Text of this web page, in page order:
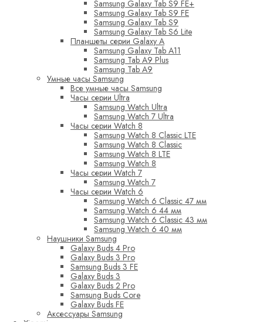
Samsung Galaxy Tab S9 FE+
Samsung Galaxy Tab S9 FE
Samsung Galaxy Tab S9
Samsung Galaxy Tab S6 Lite
Планшеты серии Galaxy A
Samsung Galaxy Tab A11
Samsung Tab A9 Plus
Samsung Tab A9
Умные часы Samsung
Все умные часы Samsung
Часы серии Ultra
Samsung Watch Ultra
Samsung Watch 7 Ultra
Часы серии Watch 8
Samsung Watch 8 Classic LTE
Samsung Watch 8 Classic
Samsung Watch 8 LTE
Samsung Watch 8
Часы серии Watch 7
Samsung Watch 7
Часы серии Watch 6
Samsung Watch 6 Classic 47 мм
Samsung Watch 6 44 мм
Samsung Watch 6 Classic 43 мм
Samsung Watch 6 40 мм
Наушники Samsung
Galaxy Buds 4 Pro
Galaxy Buds 3 Pro
Samsung Buds 3 FE
Galaxy Buds 3
Galaxy Buds 2 Pro
Samsung Buds Core
Galaxy Buds FE
Аксессуары Samsung